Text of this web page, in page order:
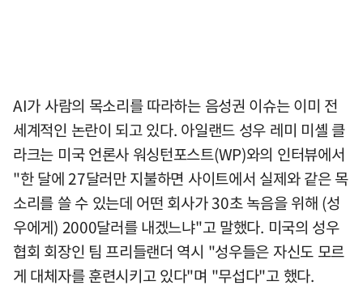
AI가 사람의 목소리를 따라하는 음성권 이슈는 이미 전
세계적인 논란이 되고 있다. 아일랜드 성우 레미 미셸 클
라크는 미국 언론사 워싱턴포스트(WP)와의 인터뷰에서
"한 달에 27달러만 지불하면 사이트에서 실제와 같은 목
소리를 쓸 수 있는데 어떤 회사가 30초 녹음을 위해 (성
우에게) 2000달러를 내겠느냐"고 말했다. 미국의 성우
협회 회장인 팀 프리들랜더 역시 "성우들은 자신도 모르
게 대체자를 훈련시키고 있다"며 "무섭다"고 했다.